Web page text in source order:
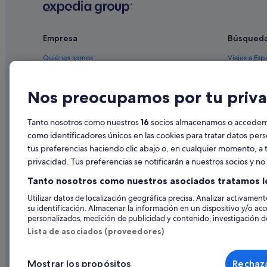
Hoteles de 3 estrellas en Lugo
Apartamentos en Provincia de Lugo
Casas de campo en Lugo
Hoteles baratos en Lugo
Casas privadas de vacaciones en Lugo
Hoteles cerca de Museo Domus del Mitreo
Hoteles históricos en Lugo
Hoteles cerca de Plaza Mayor
Hoteles en la playa en Lugo
Hoteles de golf en Lugo
Hoteles con restaurante en Lugo
Empresa
Quiénes somos
Anuncia tu alojamiento
Prensa
Viajes a
Alquileres
Vuelos
Alquiler de
Nos preocupamos por tu
Tanto nosotros como nuestros16 socios almacenamos o
como identificadores únicos en las cookies para tratar datos
tus preferencias haciendo clic abajo o, en cualquier momento,
privacidad. Tus preferencias se notificarán a nuestros socios y
Tanto nosotros como nuestros asociados tratamos
Utilizar datos de localización geográfica precisa. Analizar
su identificación. Almacenar la información en un dispositivo y/o
personalizados, medición de publicidad y contenido, investigación
Lista de asociados (proveedores)
Mostrar los propósitos